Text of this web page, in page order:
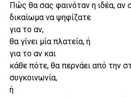
Πώς θα σας φαινόταν η ιδέα, αν
δικαίωμα να ψηφίζατε
για το αν,
θα γίνει μία πλατεία, ή
για το αν και
κάθε πότε, θα περνάει από την
συγκοινωνία,
ή